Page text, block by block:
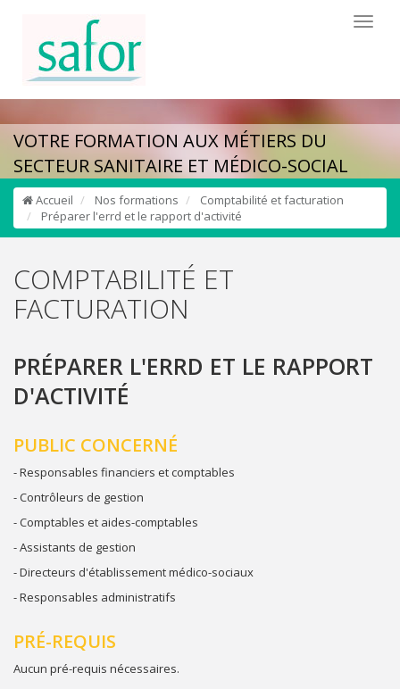
VOTRE FORMATION AUX MÉTIERS DU
SECTEUR SANITAIRE ET MÉDICO-SOCIAL
Accueil Nos formations
Comptabilité et facturation
Préparer l'errd et le rapport d'activité
COMPTABILITÉ ET
FACTURATION
PRÉPARER L'ERRD ET LE RAPPORT
D'ACTIVITÉ
PUBLIC CONCERNÉ
- Responsables financiers et comptables
- Contrôleurs de gestion
- Comptables et aides-comptables
- Assistants de gestion
- Directeurs d'établissement médico-sociaux
- Responsables administratifs
PRÉ-REQUIS
Aucun pré-requis nécessaires.